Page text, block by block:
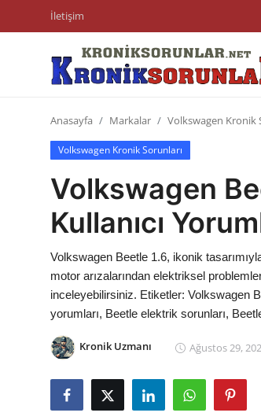
İletişim
Trafik & Cezalar
Sigorta & Kasko
Vergi & ÖTV & MTV
Muayene & Ruhsat
Sorgulamalar
İkinci El & Alım-Satım
Bakım & Arıza Çözümleri
Anasayfa Markalar Volkswagen Kronik
Volkswagen Kronik Sorunları
Volkswagen
Kullanıcı
Volkswagen Beetle 1.6, ikonik
motor arızalarından elektriksel
inceleyebilirsiniz. Etiketler: Volkswagen
yorumları, Beetle elektrik sorunları,
Kronik Uzmanı Ağustos 29,